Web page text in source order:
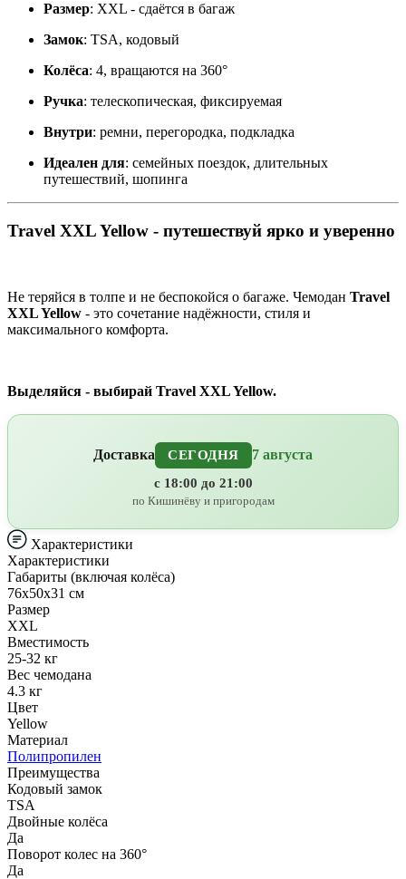
Размер: XXL - сдаётся в багаж
Замок: TSA, кодовый
Колёса: 4, вращаются на 360°
Ручка: телескопическая, фиксируемая
Внутри: ремни, перегородка, подкладка
Идеален для: семейных поездок, длительных
путешествий, шопинга
Travel XXL Yellow - путешествуй ярко и уверенно
Не теряйся в толпе и не беспокойся о багаже. Чемодан Travel
XXL Yellow - это сочетание надёжности, стиля и
максимального комфорта.
Выделяйся - выбирай Travel XXL Yellow.
Доставка СЕГОДНЯ 7 августа
с 18:00 до 21:00
по Кишинёву и пригородам
Характеристики
Характеристики
Габариты (включая колёса)
76х50х31 см
Размер
XXL
Вместимость
25-32 кг
Вес чемодана
4.3 кг
Цвет
Yellow
Материал
Полипропилен
Преимущества
Кодовый замок
TSA
Двойные колёса
Да
Поворот колес на 360°
Да